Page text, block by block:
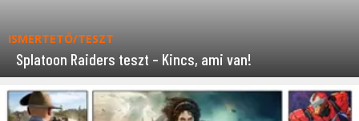
ISMERTETŐ/TESZT
Splatoon Raiders teszt – Kincs, ami van!